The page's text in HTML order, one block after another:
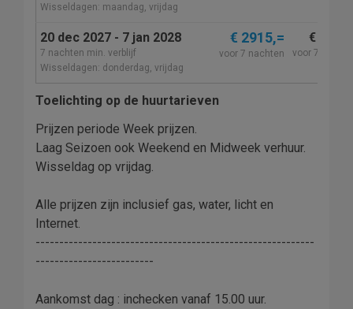
Wisseldagen: maandag, vrijdag
20 dec 2027 - 7 jan 2028
7 nachten min. verblijf
Wisseldagen: donderdag, vrijdag
€ 2915,=
voor 7 nachten
€
voor 7
Toelichting op de huurtarieven
Prijzen periode Week prijzen.
Laag Seizoen ook Weekend en Midweek verhuur.
Wisseldag op vrijdag.
Alle prijzen zijn inclusief gas, water, licht en
Internet.
-----------------------------------------------------------
-------------------------
Aankomst dag : inchecken vanaf 15.00 uur.